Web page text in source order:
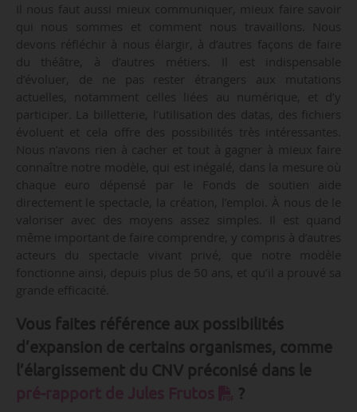
Il nous faut aussi mieux communiquer, mieux faire savoir
qui nous sommes et comment nous travaillons. Nous
devons réfléchir à nous élargir, à d’autres façons de faire
du théâtre, à d’autres métiers. Il est indispensable
d’évoluer, de ne pas rester étrangers aux mutations
actuelles, notamment celles liées au numérique, et d’y
participer. La billetterie, l’utilisation des datas, des fichiers
évoluent et cela offre des possibilités très intéressantes.
Nous n’avons rien à cacher et tout à gagner à mieux faire
connaître notre modèle, qui est inégalé, dans la mesure où
chaque euro dépensé par le Fonds de soutien aide
directement le spectacle, la création, l’emploi. À nous de le
valoriser avec des moyens assez simples. Il est quand
même important de faire comprendre, y compris à d’autres
acteurs du spectacle vivant privé, que notre modèle
fonctionne ainsi, depuis plus de 50 ans, et qu’il a prouvé sa
grande efficacité.
Vous faites référence aux possibilités
d’expansion de certains organismes, comme
l’élargissement du CNV préconisé dans le
?